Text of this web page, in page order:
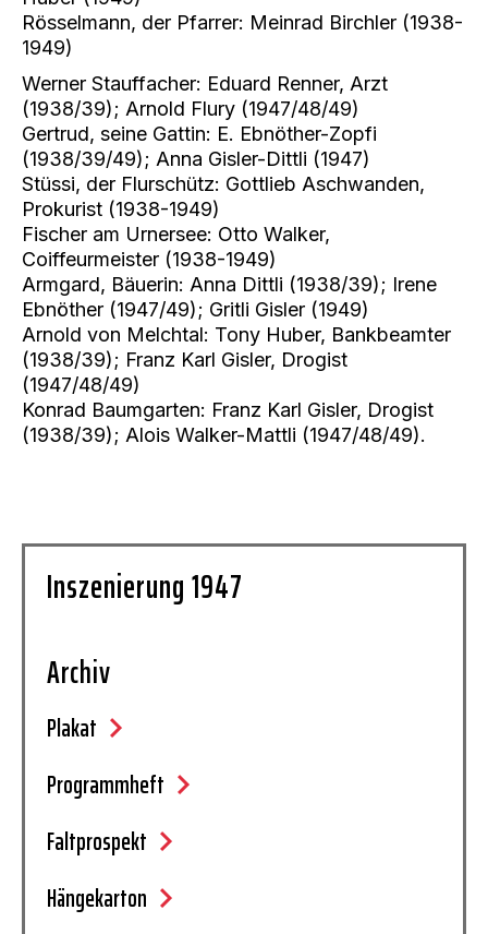
Rösselmann, der Pfarrer: Meinrad Birchler (1938-
1949)
Werner Stauffacher: Eduard Renner, Arzt
(1938/39); Arnold Flury (1947/48/49)
Gertrud, seine Gattin: E. Ebnöther-Zopfi
(1938/39/49); Anna Gisler-Dittli (1947)
Stüssi, der Flurschütz: Gottlieb Aschwanden,
Prokurist (1938-1949)
Fischer am Urnersee: Otto Walker,
Coiffeurmeister (1938-1949)
Armgard, Bäuerin: Anna Dittli (1938/39); Irene
Ebnöther (1947/49); Gritli Gisler (1949)
Arnold von Melchtal: Tony Huber, Bankbeamter
(1938/39); Franz Karl Gisler, Drogist
(1947/48/49)
Konrad Baumgarten: Franz Karl Gisler, Drogist
(1938/39); Alois Walker-Mattli (1947/48/49).
Inszenierung 1947
Archiv
Plakat
Programmheft
Faltprospekt
Hängekarton